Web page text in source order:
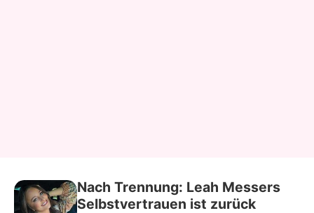
Nach Trennung: Leah Messers
Selbstvertrauen ist zurück